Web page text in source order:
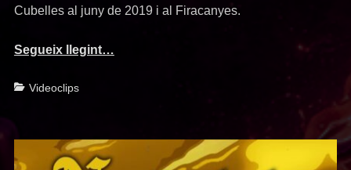
Cubelles al juny de 2019 i al Firacanyes.
Segueix llegint…
Categories
Videoclips